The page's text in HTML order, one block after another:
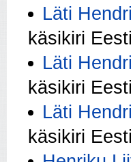
Läti
käsikiri
Läti
käsikiri
Läti
käsikiri